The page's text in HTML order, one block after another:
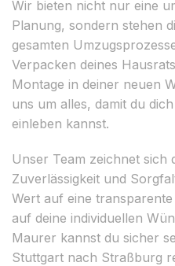
Wir bieten nicht nur eine
Planung, sondern stehen
gesamten
Verpacken deines
Montage in deiner neuen
uns um alles, damit du
einleben kannst.
Unser Team zeichnet sich
Zuverlässigkeit und
Wert auf eine
auf deine individuellen
Maurer kannst du sicher
Stuttgart nach Straßburg